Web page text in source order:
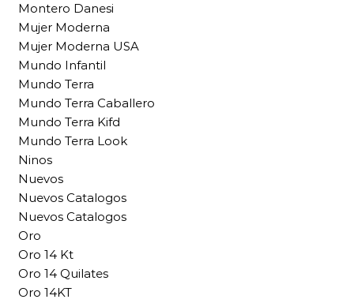
Montero Danesi
Mujer Moderna
Mujer Moderna USA
Mundo Infantil
Mundo Terra
Mundo Terra Caballero
Mundo Terra Kifd
Mundo Terra Look
Ninos
Nuevos
Nuevos Catalogos
Nuevos Catalogos
Oro
Oro 14 Kt
Oro 14 Quilates
Oro 14KT